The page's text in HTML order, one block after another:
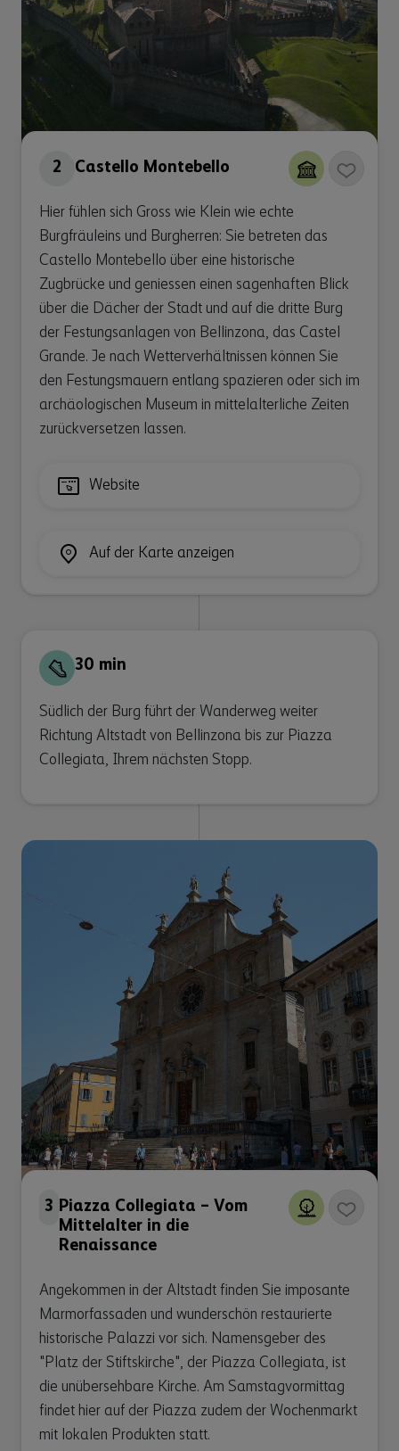
2 Castello Montebello
Hier fühlen sich Gross wie Klein wie echte
Burgfräuleins und Burgherren: Sie betreten das
Castello Montebello über eine historische
Zugbrücke und geniessen einen sagenhaften Blick
über die Dächer der Stadt und auf die dritte Burg
der Festungsanlagen von Bellinzona, das Castel
Grande. Je nach Wetterverhältnissen können Sie
den Festungsmauern entlang spazieren oder sich im
archäologischen Museum in mittelalterliche Zeiten
zurückversetzen lassen.
Website
Auf der Karte anzeigen
30 min
Südlich der Burg führt der Wanderweg weiter
Richtung Altstadt von Bellinzona bis zur Piazza
Collegiata, Ihrem nächsten Stopp.
3 Piazza Collegiata – Vom
Mittelalter in die
Renaissance
Angekommen in der Altstadt finden Sie imposante
Marmorfassaden und wunderschön restaurierte
historische Palazzi vor sich. Namensgeber des
"Platz der Stiftskirche", der Piazza Collegiata, ist
die unübersehbare Kirche. Am Samstagvormittag
findet hier auf der Piazza zudem der Wochenmarkt
mit lokalen Produkten statt.